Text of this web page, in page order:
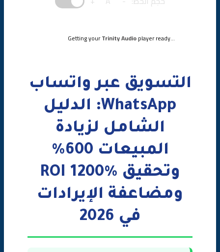
Getting yourTrinity Audioplayer ready...
التسويق عبر واتساب
WhatsApp: الدليل
الشامل لزيادة
المبيعات 600%
وتحقيق ROI 1200%
ومضاعفة الإيرادات
في 2026
الدرس المستفاد
أخطاء شائعة في التسويق عبر واتساب
أفضل الممارسات
✅ نصائح ذهبية للنجاح
مؤسسة الصقر للتسويق الرقمي وخدمات واتساب
الأسئلة الشائعة (FAQ)